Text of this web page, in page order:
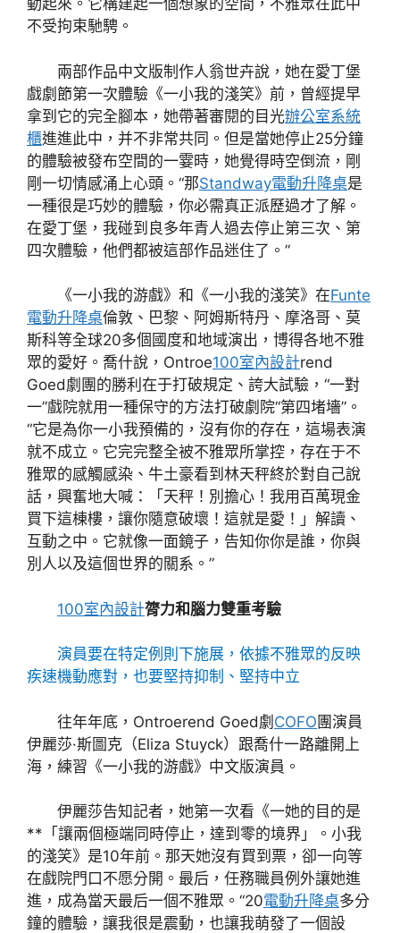
動起來。它構建起一個想象的空間，不雅眾在此中
不受拘束馳騁。
兩部作品中文版制作人翁世卉說，她在愛丁堡
戲劇節第一次體驗《一小我的淺笑》前，曾經提早
拿到它的完全腳本，她帶著審閱的目光辦公室系統
櫃進進此中，并不非常共同。但是當她停止25分鐘
的體驗被發布空間的一霎時，她覺得時空倒流，剛
剛一切情感涌上心頭。“那Standway電動升降桌是
一種很是巧妙的體驗，你必需真正派歷過才了解。
在愛丁堡，我碰到良多年青人過去停止第三次、第
四次體驗，他們都被這部作品迷住了。”
《一小我的游戲》和《一小我的淺笑》在Funte
電動升降桌倫敦、巴黎、阿姆斯特丹、摩洛哥、莫
斯科等全球20多個國度和地域演出，博得各地不雅
眾的愛好。喬什說，Ontroe100室內設計rend
Goed劇團的勝利在于打破規定、誇大試驗，“一對
一”戲院就用一種保守的方法打破劇院“第四堵墻”。
“它是為你一小我預備的，沒有你的存在，這場表演
就不成立。它完完整全被不雅眾所掌控，存在于不
雅眾的感觸感染、牛土豪看到林天秤終於對自己說
話，興奮地大喊：「天秤！別擔心！我用百萬現金
買下這棟樓，讓你隨意破壞！這就是愛！」解讀、
互動之中。它就像一面鏡子，告知你你是誰，你與
別人以及這個世界的關系。”
100室內設計膂力和腦力雙重考驗
演員要在特定例則下施展，依據不雅眾的反映
疾速機動應對，也要堅持抑制、堅持中立
往年年底，Ontroerend Goed劇 COFO團演員
伊麗莎·斯圖克（Eliza Stuyck）跟喬什一路離開上
海，練習《一小我的游戲》中文版演員。
伊麗莎告知記者，她第一次看《一她的目的是
**「讓兩個極端同時停止，達到零的境界」。小我
的淺笑》是10年前。那天她沒有買到票，卻一向等
在戲院門口不愿分開。最后，任務職員例外讓她進
進，成為當天最后一個不雅眾。“20電動升降桌多分
鐘的體驗，讓我很是震動，也讓我萌發了一個設